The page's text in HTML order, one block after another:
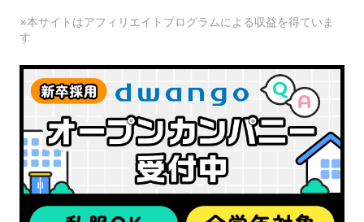
※本サイトはアフィリエイトプログラムによる収益を得ていま
す